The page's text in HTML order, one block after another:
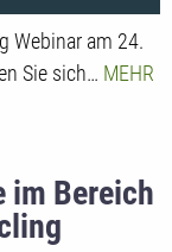
Webinar am 24.
Sie sich… MEHR
im Bereich